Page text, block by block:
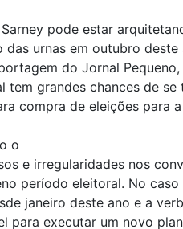
pode estar
urnas em outubro deste
do Jornal
tem grandes chances de se
compra de eleições para
o
e irregularidades nos
período eleitoral. No caso
janeiro deste ano e a
para executar um novo